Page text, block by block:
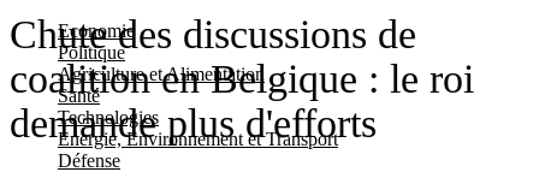
Economie
Politique
Agriculture et Alimentation
Santé
Technologies
Energie, Environnement et Transport
Défense
Chute des discussions de
coalition en Belgique : le roi
demande plus d'efforts